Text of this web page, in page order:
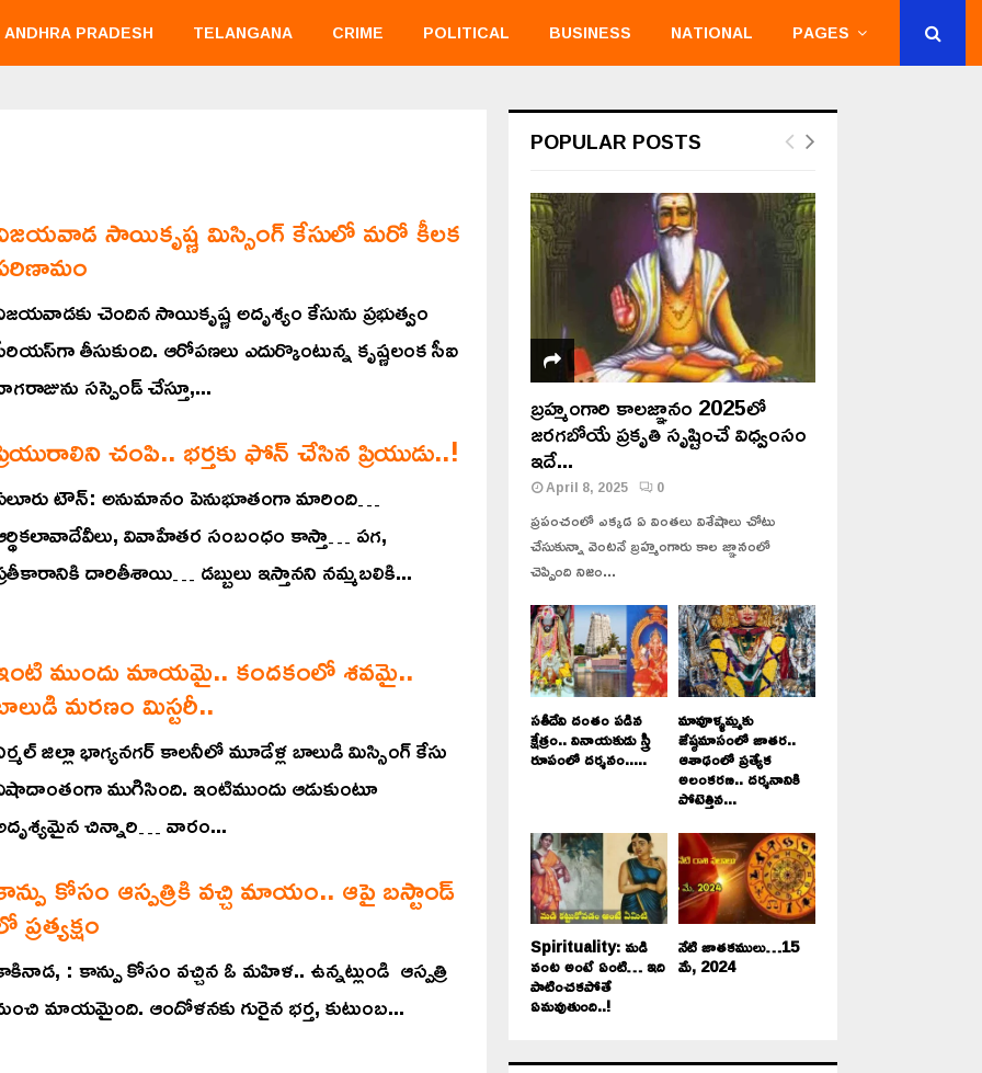
ANDHRA PRADESH TELANGANA CRIME POLITICAL BUSINESS NATIONAL PAGES
సాయికృష్ణ మిస్సింగ్‌ కేసులో మరో కీలక
చెందిన సాయికృష్ణ అదృశ్యం కేసును ప్రభుత్వం
తీసుకుంది. ఆరోపణలు ఎదుర్కొంటున్న కృష్ణలంక సీఐ
సస్పెండ్ చేస్తూ,...
చంపి.. భర్తకు ఫోన్ చేసిన ప్రియుడు..!
టౌన్: అనుమానం పెనుభూతంగా మారింది…
వివాహేతర సంబంధం కాస్తా… పగ,
దారితీశాయి… డబ్బులు ఇస్తానని నమ్మబలికి...
ముందు మాయమై.. కందకంలో శవమై..
మరణం మిస్టరీ..
జిల్లా భాగ్యనగర్ కాలనీలో మూడేళ్ల బాలుడి మిస్సింగ్ కేసు
ముగిసింది. ఇంటిముందు ఆడుకుంటూ
చిన్నారి… వారం...
కోసం ఆస్పత్రికి వచ్చి మాయం.. ఆపై బస్టాండ్
ప్రత్యక్షం
: కాన్పు కోసం వచ్చిన ఓ మహిళ.. ఉన్నట్లుండి ఆస్పత్రి
మాయమైంది. ఆందోళనకు గురైన భర్త, కుటుంబ...
POPULAR POSTS
బ్రహ్మంగారి కాలజ్ఞానం 2025లో
జరగబోయే ప్రకృతి సృష్టించే విధ్వంసం
ఇదే...
April 8, 2025 0
ప్రపంచంలో ఎక్కడ ఏ వింతలు విశేషాలు చోటు
చేసుకున్నా వెంటనే బ్రహ్మంగారు కాల జ్ఞానంలో
చెప్పింది నిజం...
సతీదేవి దంతం పడిన
క్షేత్రం.. వినాయకుడు స్త్రీ
రూపంలో దర్శనం.....
మావూళ్ళమ్మకు
జేష్ఠమాసంలో జాతర..
ఆశాఢంలో ప్రత్యేక
అలంకరణ.. దర్శనానికి
పోటెత్తిన...
Spirituality: మడి
వంట అంటే ఏంటి… ఇది
పాటించకపోతే
ఏమవుతుంది..!
నేటి జాతకములు…15
మే, 2024